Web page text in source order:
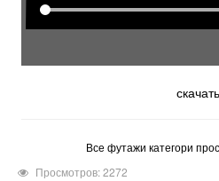
скачать
Все футажи категори
Просмотров: 2272